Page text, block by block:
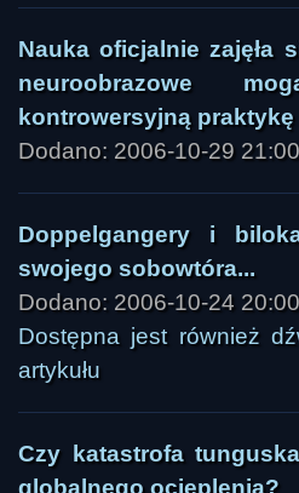
Nauka oficjalnie zajęła
neuroobrazowe
kontrowersyjną praktykę
Dodano: 2006-10-29
Doppelgangery i
swojego sobowtóra...
Dodano: 2006-10-24
Dostępna jest również
artykułu
Czy katastrofa
globalnego ocieplenia?